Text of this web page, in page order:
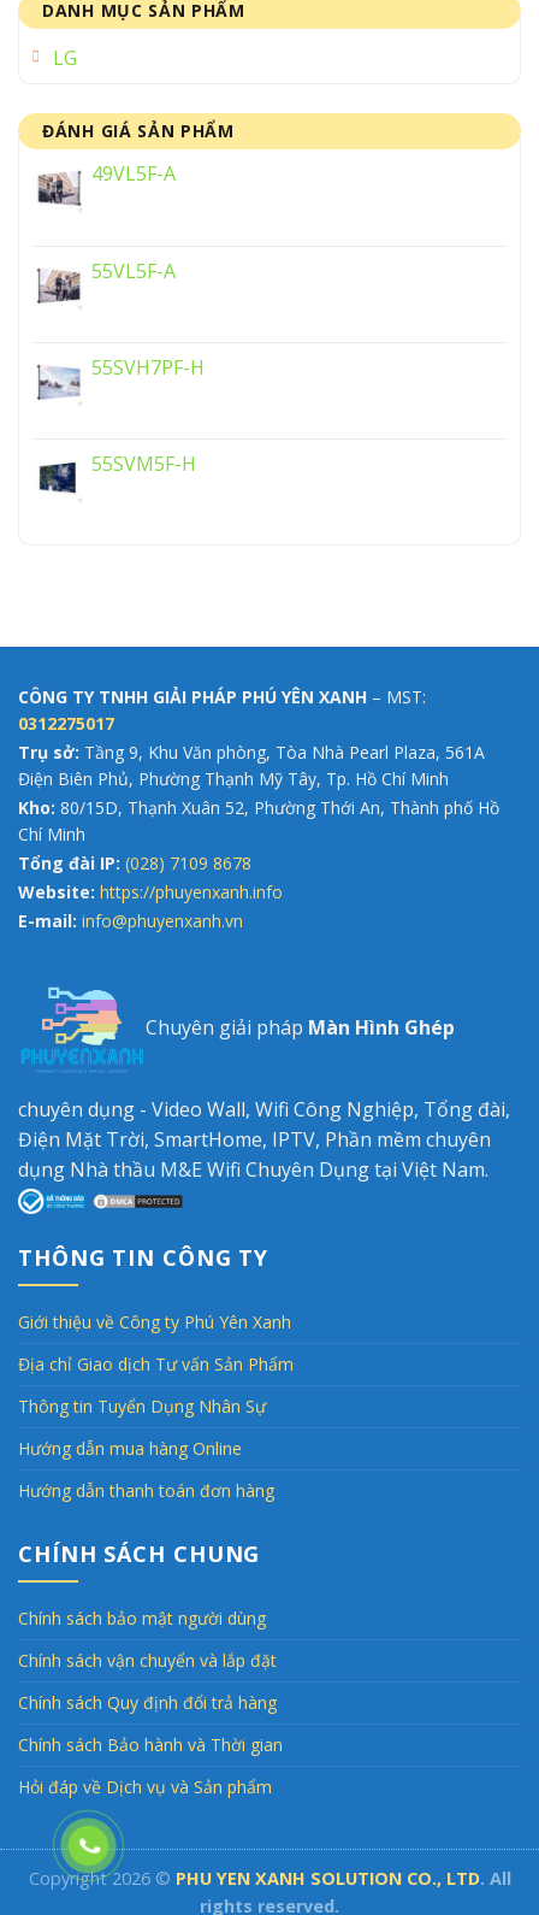
DANH MỤC SẢN PHẨM
LG
ĐÁNH GIÁ SẢN PHẨM
49VL5F-A
55VL5F-A
55SVH7PF-H
55SVM5F-H
CÔNG TY TNHH GIẢI PHÁP PHÚ YÊN XANH – MST:
0312275017
Trụ sở: Tầng 9, Khu Văn phòng, Tòa Nhà Pearl Plaza, 561A
Điện Biên Phủ, Phường Thạnh Mỹ Tây, Tp. Hồ Chí Minh
Kho: 80/15D, Thạnh Xuân 52, Phường Thới An, Thành phố Hồ
Chí Minh
Tổng đài IP: (028) 7109 8678
Website: https://phuyenxanh.info
E-mail: info@phuyenxanh.vn
Chuyên giải pháp Màn Hình Ghép
chuyên dụng - Video Wall, Wifi Công Nghiệp, Tổng đài,
Điện Mặt Trời, SmartHome, IPTV, Phần mềm chuyên
dụng Nhà thầu M&E Wifi Chuyên Dụng tại Việt Nam.
THÔNG TIN CÔNG TY
Giới thiệu về Công ty Phú Yên Xanh
Địa chỉ Giao dịch Tư vấn Sản Phẩm
Thông tin Tuyển Dụng Nhân Sự
Hướng dẫn mua hàng Online
Hướng dẫn thanh toán đơn hàng
CHÍNH SÁCH CHUNG
Chính sách bảo mật người dùng
Chính sách vận chuyển và lắp đặt
Chính sách Quy định đổi trả hàng
Chính sách Bảo hành và Thời gian
Hỏi đáp về Dịch vụ và Sản phẩm
Copyright 2026 © PHU YEN XANH SOLUTION CO., LTD. All
rights reserved.